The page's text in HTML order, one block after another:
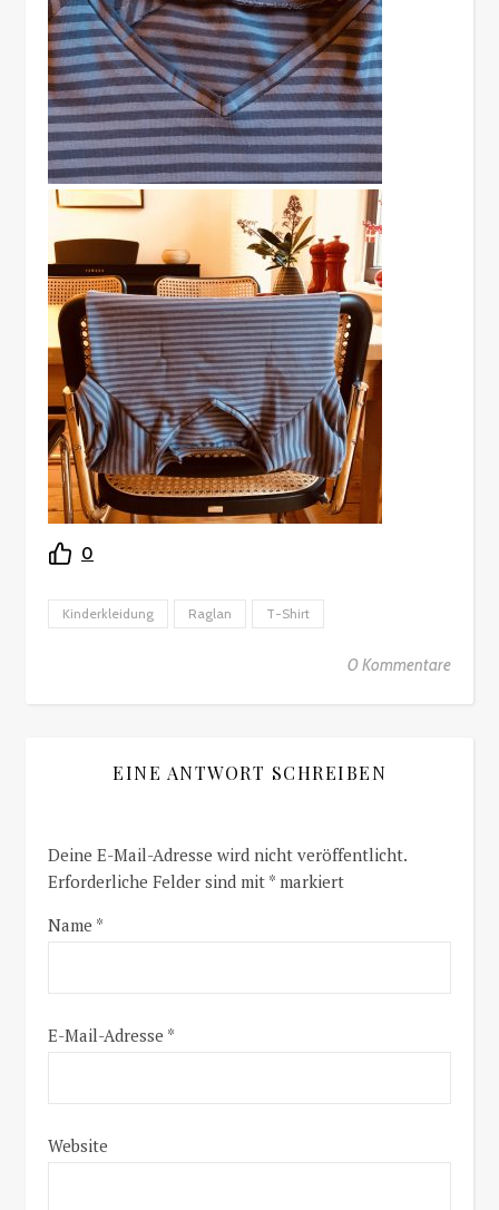
0
Kinderkleidung Raglan T-Shirt
0 Kommentare
EINE ANTWORT SCHREIBEN
Deine E-Mail-Adresse wird nicht veröffentlicht.
Erforderliche Felder sind mit * markiert
Name *
E-Mail-Adresse *
Website